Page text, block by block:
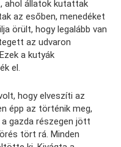
ahol állatok kutattak
az esőben, menedéket
örült, hogy legalább van
az udvaron
a kutyák
el.
hogy elveszíti az
épp az történik meg,
gazda részegen jött
tört rá. Minden